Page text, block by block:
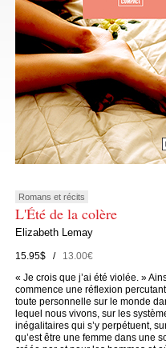
Romans et récits
L'Été de la colère
Elizabeth Lemay
15.95$ /13.00€
« Je crois que j’ai été violée. »
commence une réflexion
toute personnelle sur le monde
lequel nous vivons, sur les
inégalitaires qui s’y perpétuent,
qu’est être une femme dans une